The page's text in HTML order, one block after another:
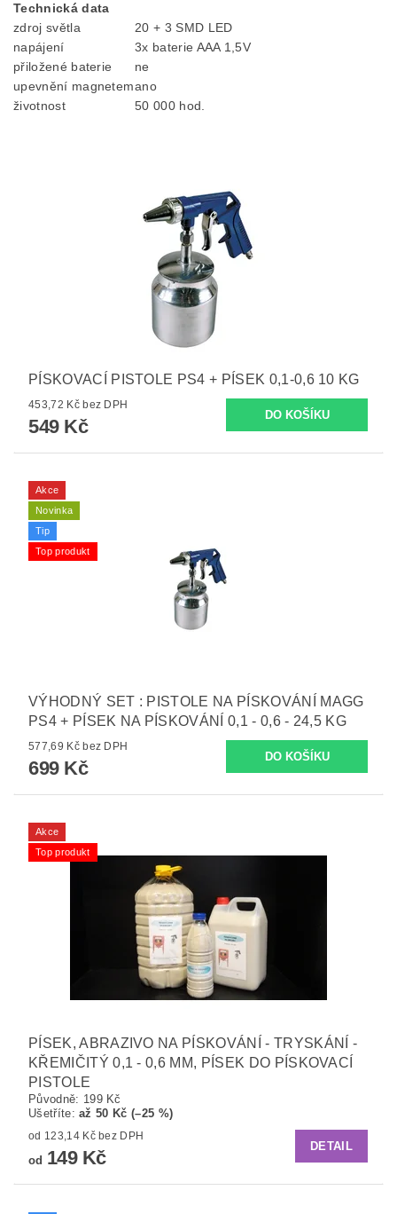
Technická data
zdroj světla
20 + 3 SMD LED
napájení
3x baterie AAA 1,5V
přiložené baterie
ne
upevnění magnetemano
životnost
50 000 hod.
PÍSKOVACÍ PISTOLE PS4 + PÍSEK 0,1-0,6 10 KG
453,72 Kč bez DPH
549 Kč
Akce
Novinka
Tip
Top produkt
VÝHODNÝ SET : PISTOLE NA PÍSKOVÁNÍ MAGG
PS4 + PÍSEK NA PÍSKOVÁNÍ 0,1 - 0,6 - 24,5 KG
577,69 Kč bez DPH
699 Kč
Akce
Top produkt
PÍSEK, ABRAZIVO NA PÍSKOVÁNÍ - TRYSKÁNÍ -
KŘEMIČITÝ 0,1 - 0,6 MM, PÍSEK DO PÍSKOVACÍ
PISTOLE
Původně: 199 Kč
Ušetříte:až 50 Kč (–25 %)
od 123,14 Kč bez DPH
od 149 Kč
DETAIL